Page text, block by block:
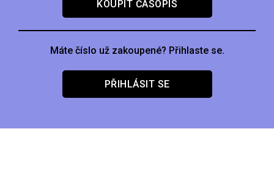
KOUPIT ČASOPIS
Máte číslo už zakoupené? Přihlaste se.
PŘIHLÁSIT SE